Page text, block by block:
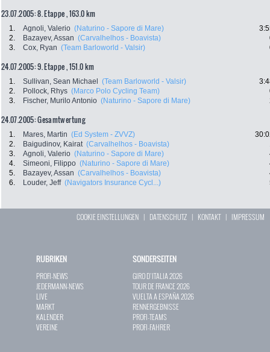
23.07.2005: 8. Etappe , 163.0 km
1. Agnoli, Valerio (Naturino - Sapore di Mare)
2.
Bazayev, Assan (Carvalhelhos - Boavista)
3.
Cox, Ryan (Team Barloworld - Valsir)
24.07.2005: 9. Etappe , 151.0 km
1. Sullivan, Sean Michael (Team Barloworld - Valsir)
2.
Pollock, Rhys (Marco Polo Cycling Team)
3.
Fischer, Murilo Antonio (Naturino - Sapore di Mare)
24.07.2005: Gesamtwertung
1. Mares, Martin (Ed System - ZVVZ)
2.
Baigudinov, Kairat (Carvalhelhos - Boavista)
3.
Agnoli, Valerio (Naturino - Sapore di Mare)
4.
Simeoni, Filippo (Naturino - Sapore di Mare)
5.
Bazayev, Assan (Carvalhelhos - Boavista)
6.
Louder, Jeff (Navigators Insurance Cycl...)
COOKIE EINSTELLUNGEN | DATENSCHUTZ | KONTAKT| IMPRESSUM
RUBRIKEN
PROFI-NEWS
JEDERMANN-NEWS
LIVE
MARKT
KALENDER
VEREINE
SONDERSEITEN
GIRO D`ITALIA 2026
TOUR DE FRANCE 2026
VUELTA A ESPAÑA 2026
RENNERGEBNISSE
PROFI-TEAMS
PROFI-FAHRER